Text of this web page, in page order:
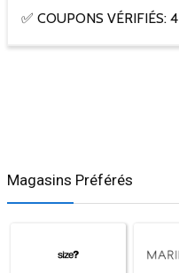
✅ COUPONS VÉRIFIÉS: 4
Magasins Préférés